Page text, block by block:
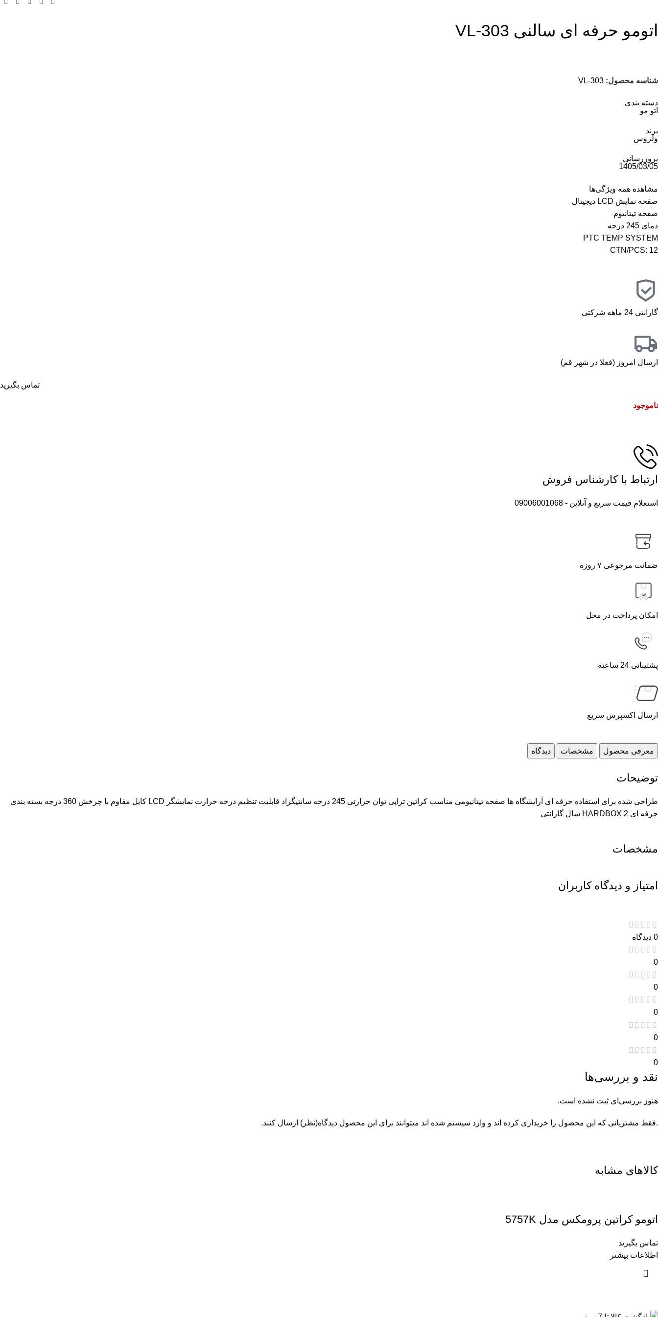
اتومو حرفه ای سالنی VL-303
شناسه محصول: VL-303
دسته بندی
اتو مو
برند
ولروس
بروزرسانی
1405/03/05
مشاهده همه ویژگی‌ها
صفحه نمایش LCD دیجیتال
صفحه تیتانیوم
دمای 245 درجه
PTC TEMP SYSTEM
CTN/PCS: 12
گارانتی 24 ماهه شرکتی
ارسال امروز (فعلا در شهر قم)
تماس بگیرید
ناموجود
ارتباط با کارشناس فروش
استعلام قیمت سریع و آنلاین - 09006001068
7
ضمانت مرجوعی ۷ روزه
امکان پرداخت در محل
پشتیبانی 24 ساعته
ارسال اکسپرس سریع
معرفی محصول مشخصات دیدگاه
توضیحات
طراحی شده برای استفاده حرفه ای آرایشگاه ها صفحه تیتانیومی مناسب کراتین تراپی توان حرارتی 245 درجه سانتیگراد قابلیت تنظیم درجه حرارت نمایشگر LCD کابل مقاوم با چرخش 360 درجه بسته بندی
حرفه ای HARDBOX 2 سال گارانتی
مشخصات
امتیاز و دیدگاه کاربران
0 دیدگاه
0
0
0
0
0
نقد و بررسی‌ها
هنوز بررسی‌ای ثبت نشده است.
.فقط مشتریانی که این محصول را خریداری کرده اند و وارد سیستم شده اند میتوانند برای این محصول دیدگاه(نظر) ارسال کنند.
کالاهای مشابه
اتومو کراتین پرومکس مدل 5757K
تماس بگیرید
اطلاعات بیشتر